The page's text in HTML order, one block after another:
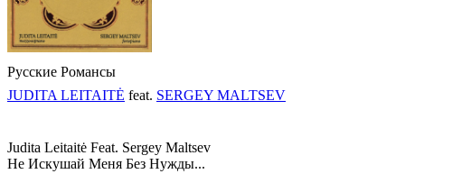
Русские Романсы
JUDITA LEITAITĖ feat. SERGEY MALTSEV
Judita Leitaitė Feat. Sergey Maltsev
Не Искушай Меня Без Нужды...